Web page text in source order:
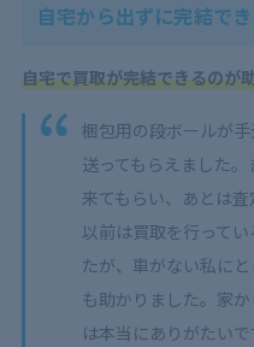
自宅から出ずに完結で
自宅で買取が完結できるのが
梱包用の段ボールが
送ってもらえました
来てもらい、あとは査
以前は買取を行って
たが、車がない私に
も助かりました。家
は本当にありがたいで